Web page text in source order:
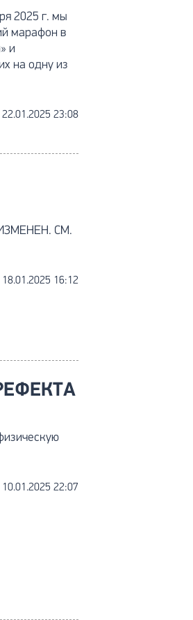
2025 г. мы
марафон в
и
на одну из
22.01.2025 23:08
СМ.
18.01.2025 16:12
10.01.2025 22:07